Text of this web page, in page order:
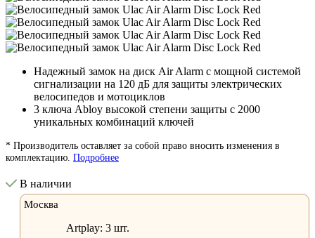
Надежный замок на диск Air Alarm с мощной системой
сигнализации на 120 дБ для защиты электрических
велосипедов и мотоциклов
3 ключа Abloy высокой степени защиты с 2000
уникальных комбинаций ключей
* Производитель оставляет за собой право вносить изменения в
комплектацию. Подробнее
В наличии
Москва
Artplay: 3 шт.